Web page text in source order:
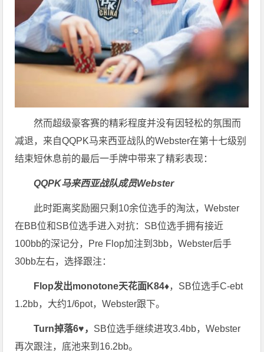
然而超级豪客赛的精彩程度并没有因轻松的氛围而
减退，来自QQPK马来西亚战队的Webster在第十七级别
结束短休息前的最后一手牌中带来了精彩表现：
QQPK马来西亚战队成员Webster
此时距离奖励圈只剩10余位选手的淘汰，Webster
在BB位和SB位选手进入对抗：SB位选手拥有接近
100bb的深记分，Pre Flop加注到3bb，Webster后手
30bb左右，选择跟注：
Flop发出monotone天花面K84♦，SB位选手C-ebt
1.2bb，大约1/6pot，Webster跟下。
Turn掉落6♥， SB位选手继续进攻3.4bb，Webster
再次跟注，底池来到16.2bb。